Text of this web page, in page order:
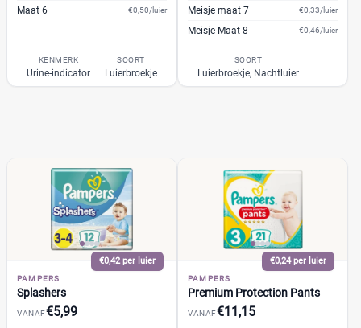
0
2-15+
2-3
+26 meer
Kenmerk
Milieuvriendelijk
Maat 6 €0,50/luier
KENMERK
Urine-indicator
SOORT
Luierbroekje
Meisje maat 7 €0,33/luier
Meisje Maat 8 €0,46/luier
SOORT
Luierbroekje, Nachtluier
€0,42 per luier
PAMPERS
Splashers
VANAF€5,99
€0,24 per luier
PAMPERS
Premium Protection Pants
VANAF€11,15